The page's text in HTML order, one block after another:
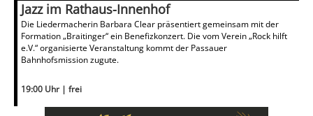
Jazz im Rathaus-Innenhof
Die Liedermacherin Barbara Clear präsentiert gemeinsam mit der
Formation „Braitinger“ ein Benefizkonzert. Die vom Verein „Rock hilft
e.V.“ organisierte Veranstaltung kommt der Passauer
Bahnhofsmission zugute.
19:00 Uhr | frei